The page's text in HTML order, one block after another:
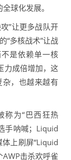
球化发展。
”让更多战队开
“多核战术”让战
是依赖单一核
力成倍增加，这
杂，也越来越有
称为“巴西狂热
手呐喊；Liquid
上刷屏“Liquid
击杀欢呼雀